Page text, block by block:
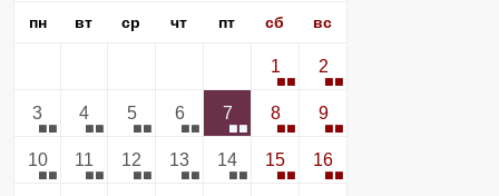
пн вт ср чт пт сб вс
1 2
3 4 5 6 7 8 9
10 11 12 13 14 15 16